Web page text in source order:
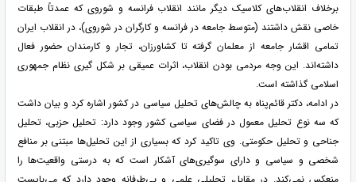
برخلاف انقلاب‌های کلاسیک دیگر مانند انقلاب فرانسه و شوروی که عمدتاً طبقات
خاصی نقش داشتند (متوسط جامعه در فرانسه و کارگران در شوروی)، در انقلاب ایران
تمامی اقشار جامعه از معلمان گرفته تا کشاورزان، تجار و کارمندان حضور فعال
داشته‌اند. این وجه مردمی بودن انقلاب، اثرات عمیقی بر شکل ‌گیری نظام جمهوری
اسلامی گذاشته است.
در ادامه، دکتر قائم‌پناه به چالش‌های تحلیل سیاسی در کشور اشاره کرد و بیان داشت
که سه نوع تحلیل معمول در فضای سیاسی کشور وجود دارد: تحلیل حزبی، تحلیل
جناحی و تحلیل حکومتی. وی تاکید کرد که بسیاری از این تحلیل‌ها مبتنی بر منافع
شخصی و سیاسی و دارای سوگیری‌های آشکار است که به درستی واقعیت‌ها را